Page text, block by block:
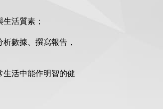
活質素；
數據、撰寫報告，
生活中能作明智的健